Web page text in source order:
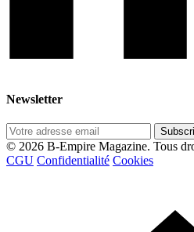
Newsletter
© 2026 B-Empire Magazine. Tous
CGU Confidentialité Cookies